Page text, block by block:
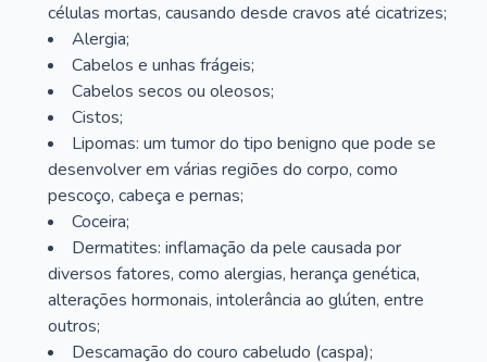
células mortas, causando desde cravos até cicatrizes;
Alergia;
Cabelos e unhas frágeis;
Cabelos secos ou oleosos;
Cistos;
Lipomas: um tumor do tipo benigno que pode se
desenvolver em várias regiões do corpo, como
pescoço, cabeça e pernas;
Coceira;
Dermatites: inflamação da pele causada por
diversos fatores, como alergias, herança genética,
alterações hormonais, intolerância ao glúten, entre
outros;
Descamação do couro cabeludo (caspa);